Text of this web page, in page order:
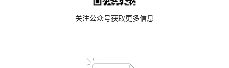
关注公众号获取更多信息